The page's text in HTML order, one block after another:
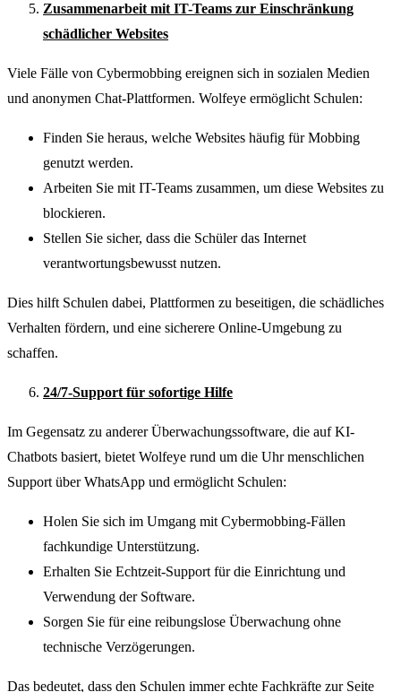
Zusammenarbeit mit IT-Teams zur Einschränkung
schädlicher Websites
Viele Fälle von Cybermobbing ereignen sich in sozialen Medien
und anonymen Chat-Plattformen. Wolfeye ermöglicht Schulen:
Finden Sie heraus, welche Websites häufig für Mobbing
genutzt werden.
Arbeiten Sie mit IT-Teams zusammen, um diese Websites zu
blockieren.
Stellen Sie sicher, dass die Schüler das Internet
verantwortungsbewusst nutzen.
Dies hilft Schulen dabei, Plattformen zu beseitigen, die schädliches
Verhalten fördern, und eine sicherere Online-Umgebung zu
schaffen.
24/7-Support für sofortige Hilfe
Im Gegensatz zu anderer Überwachungssoftware, die auf KI-
Chatbots basiert, bietet Wolfeye rund um die Uhr menschlichen
Support über WhatsApp und ermöglicht Schulen:
Holen Sie sich im Umgang mit Cybermobbing-Fällen
fachkundige Unterstützung.
Erhalten Sie Echtzeit-Support für die Einrichtung und
Verwendung der Software.
Sorgen Sie für eine reibungslose Überwachung ohne
technische Verzögerungen.
Das bedeutet, dass den Schulen immer echte Fachkräfte zur Seite